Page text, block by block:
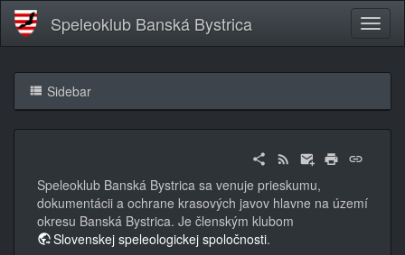
Speleoklub Banská Bystrica
Sidebar
Speleoklub Banská Bystrica sa venuje prieskumu,
dokumentácii a ochrane krasových javov hlavne na území
okresu Banská Bystrica. Je členským klubom
Slovenskej speleologickej spoločnosti.